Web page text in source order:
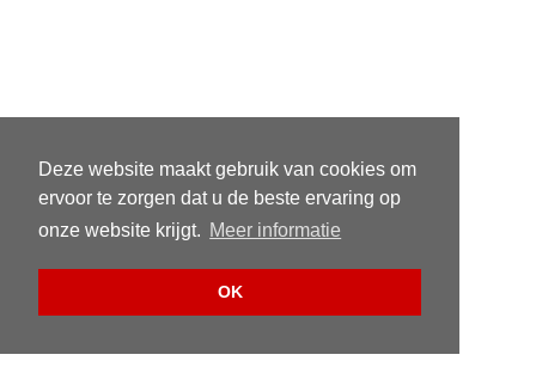
Deze website maakt gebruik van cookies om
ervoor te zorgen dat u de beste ervaring op
onze website krijgt. Meer informatie
OK